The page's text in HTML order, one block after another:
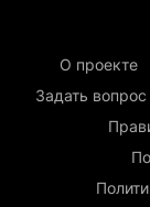
О проекте
Задать